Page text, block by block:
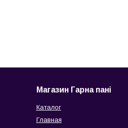
Магазин Гарна пані
Каталог
Главная